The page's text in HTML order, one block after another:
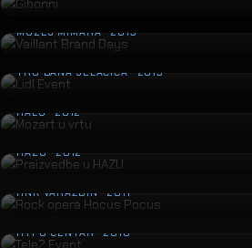
Vaillant Brand Days
MUZEJ MIMARA · 2013
Lidl Event
TRG BANA JELAČIĆA · 2013
Mozart u vrtu
HALU · 2012
Praizvedbe u HAZU
HAZU · 2012
Rock opera Hocus Pocus
HNK VARAŽDIN · 2011
Tele2 Event
HYPO CENTAR · 2010